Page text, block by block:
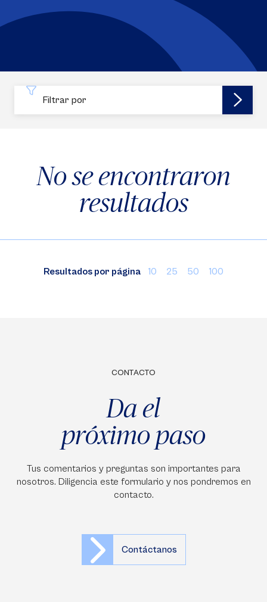
Filtrar por
No se encontraron
resultados
Resultados por página 10 25 50 100
CONTACTO
Da el
próximo paso
Tus comentarios y preguntas son importantes para
nosotros. Diligencia este formulario y nos pondremos en
contacto.
Contáctanos